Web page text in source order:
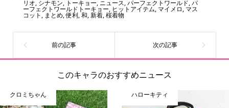
ひとつです。
リオ, シナモン,トーキョー,ニュース,パーフェクトワールド,パ
ーフェクトワールドトーキョー, ヒットアイテム, マイメロ,マス
コット , まとめ,便利,和,新着,桜着物
このキャラのおすすめニュース
クロミちゃん ハローキティ